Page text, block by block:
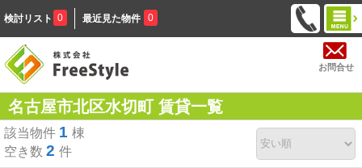
検討リスト 0 最近見た物件 0
お問合せ
名古屋市北区水切町 賃貸一覧
該当物件 1 棟
空き数 2 件